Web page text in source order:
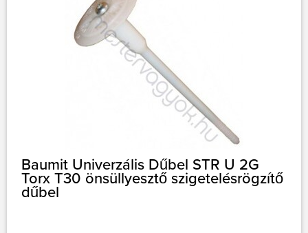
Baumit Univerzális Dűbel STR U 2G
Torx T30 önsüllyesztő szigetelésrögzítő
dűbel